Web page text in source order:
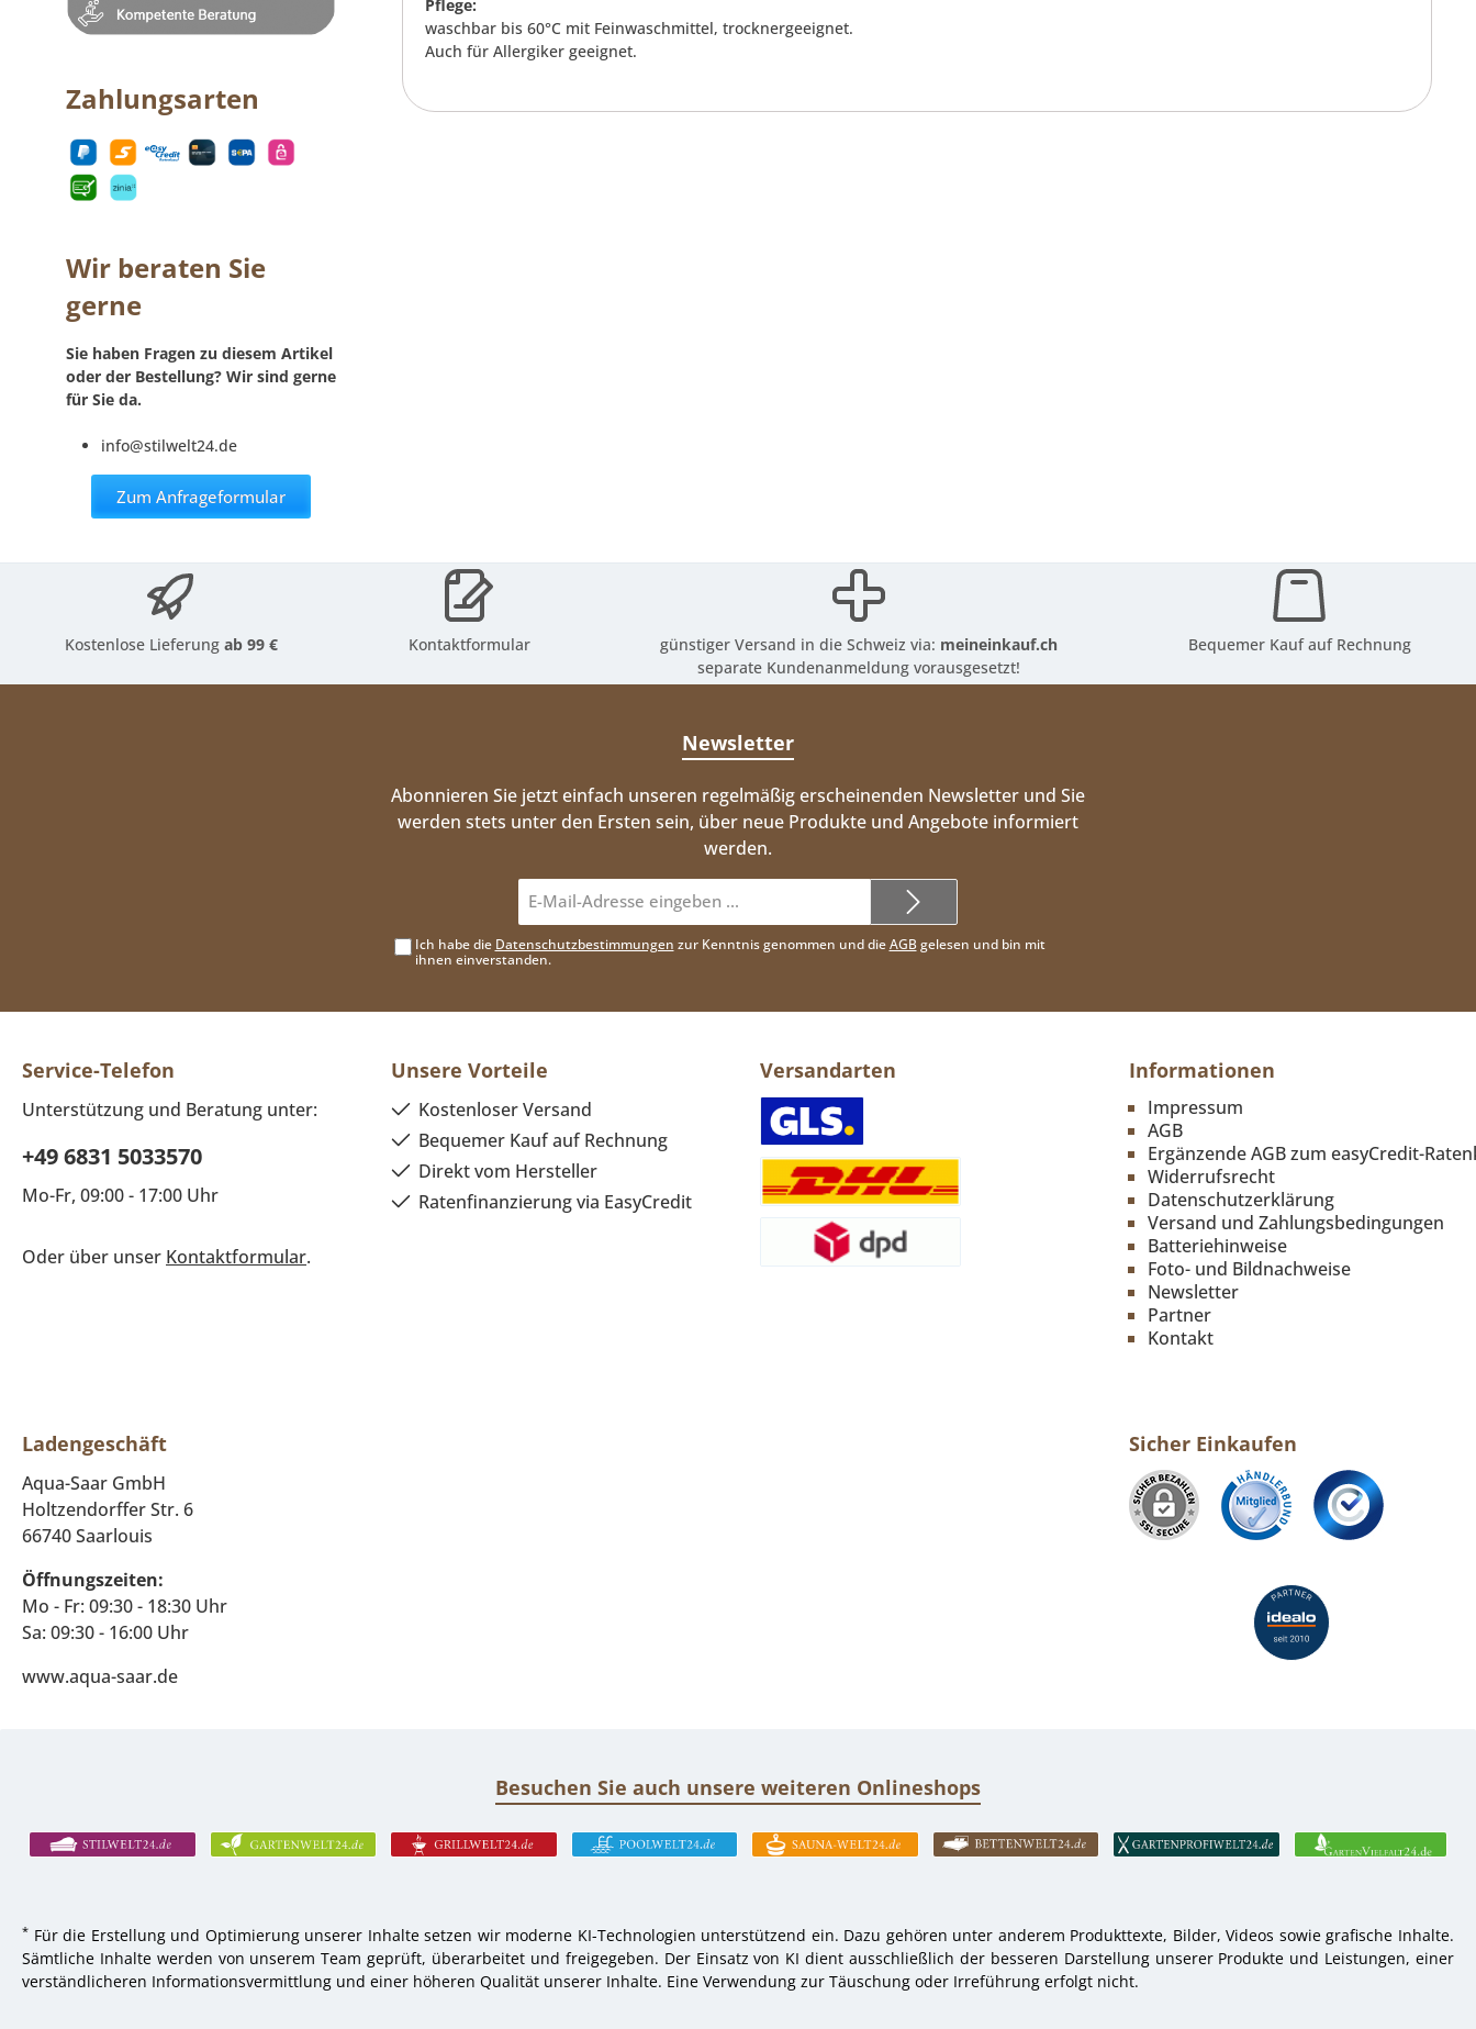
Zahlungsarten
Wir beraten Sie
gerne
Sie haben Fragen zu diesem Artikel
oder der Bestellung? Wir sind gerne
für Sie da.
info@stilwelt24.de
Zum Anfrageformular
Pflege:
waschbar bis 60°C mit Feinwaschmittel, trocknergeeignet.
Auch für Allergiker geeignet.
Kostenlose Lieferungab 99 € Kontaktformular günstiger Versand in die Schweiz via: meineinkauf.ch
separate Kundenanmeldung vorausgesetzt!
Bequemer Kauf auf Rechnung
Newsletter
Abonnieren Sie jetzt einfach unseren regelmäßig erscheinenden Newsletter und Sie
werden stets unter den Ersten sein, über neue Produkte und Angebote informiert
werden.
Mail-
Adresse*
Ich habe die Datenschutzbestimmungen zur Kenntnis genommen und dieAGBgelesen und bin mit
ihnen einverstanden.
Service-Telefon
Unterstützung und Beratung unter:
+49 6831 5033570
Mo-Fr, 09:00 - 17:00 Uhr
Oder über unser Kontaktformular.
Unsere Vorteile
Kostenloser Versand
Bequemer Kauf auf Rechnung
Direkt vom Hersteller
Ratenfinanzierung via EasyCredit
Versandarten Informationen
Impressum
AGB
Ergänzende AGB zum easyCredit-
Widerrufsrecht
Datenschutzerklärung
Versand und Zahlungsbedingungen
Batteriehinweise
Foto- und Bildnachweise
Newsletter
Partner
Kontakt
Ladengeschäft
Aqua-Saar GmbH
Holtzendorffer Str. 6
66740 Saarlouis
Öffnungszeiten:
Mo - Fr: 09:30 - 18:30 Uhr
Sa: 09:30 - 16:00 Uhr
www.aqua-saar.de
Sicher Einkaufen
Besuchen Sie auch unsere weiteren Onlineshops
* Für die Erstellung und Optimierung unserer Inhalte setzen wir moderne KI-Technologien unterstützend ein. Dazu gehören unter anderem Produkttexte, Bilder, Videos sowie grafische Inhalte.
Sämtliche Inhalte werden von unserem Team geprüft, überarbeitet und freigegeben. Der Einsatz von KI dient ausschließlich der besseren Darstellung unserer Produkte und Leistungen, einer
verständlicheren Informationsvermittlung und einer höheren Qualität unserer Inhalte. Eine Verwendung zur Täuschung oder Irreführung erfolgt nicht.